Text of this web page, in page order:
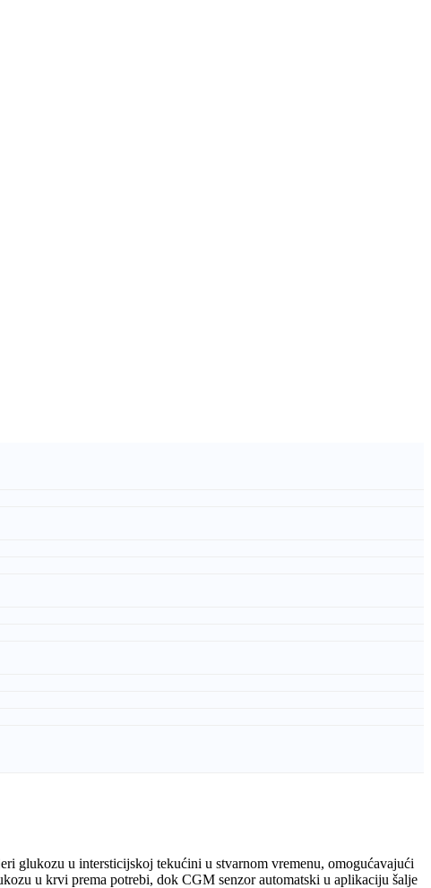
glukozu u intersticijskoj tekućini u stvarnom vremenu, omogućavajući
u krvi prema potrebi, dok CGM senzor automatski u aplikaciju šalje